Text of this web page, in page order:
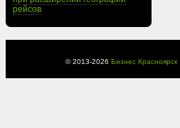
рейсов
© 2013-2026 Бизнес Красноярск